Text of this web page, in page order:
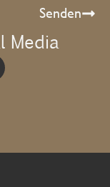
Senden
Media